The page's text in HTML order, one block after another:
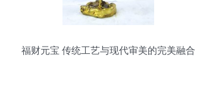
福财元宝 传统工艺与现代审美的完美融合